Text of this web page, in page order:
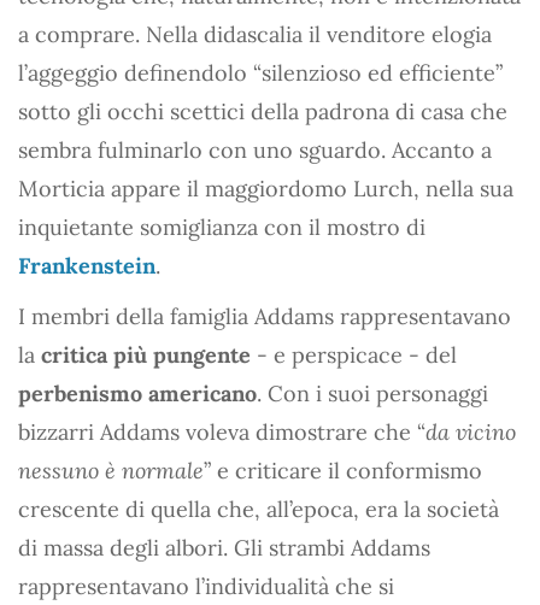
a comprare. Nella didascalia il venditore elogia
l’aggeggio definendolo “silenzioso ed efficiente”
sotto gli occhi scettici della padrona di casa che
sembra fulminarlo con uno sguardo. Accanto a
Morticia appare il maggiordomo Lurch, nella sua
inquietante somiglianza con il mostro di
Frankenstein.
I membri della famiglia Addams rappresentavano
la critica più pungente - e perspicace - del
perbenismo americano. Con i suoi personaggi
bizzarri Addams voleva dimostrare che “da vicino
nessuno è normale” e criticare il conformismo
crescente di quella che, all’epoca, era la società
di massa degli albori. Gli strambi Addams
rappresentavano l’individualità che si